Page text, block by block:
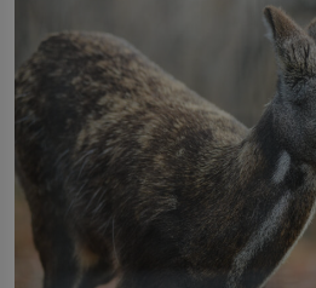
směs s názvem lučavka
pro nic za nic, […]